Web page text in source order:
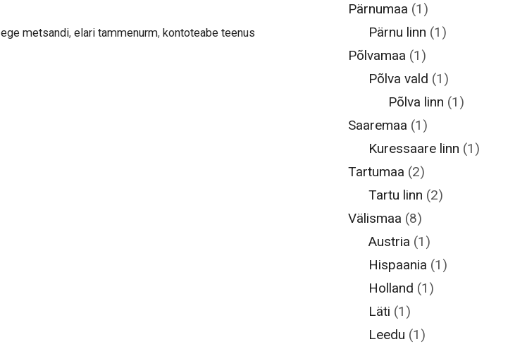
ege metsandi, elari tammenurm, kontoteabe teenus
Pärnumaa (1)
Pärnu linn (1)
Põlvamaa (1)
Põlva vald (1)
Põlva linn (1)
Saaremaa (1)
Kuressaare linn (1)
Tartumaa (2)
Tartu linn (2)
Välismaa (8)
Austria (1)
Hispaania (1)
Holland (1)
Läti (1)
Leedu (1)